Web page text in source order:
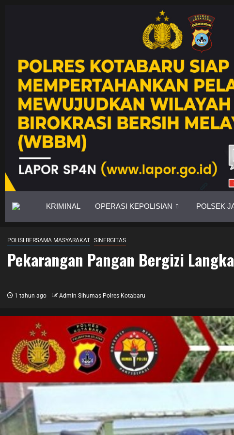
KRIMINAL OPERASI KEPOLISIAN POLSEK
POLISI BERSAMA MASYARAKAT SINERGITAS
Pekarangan Pangan Bergizi
1 tahun ago Admin Sihumas Polres Kotabaru